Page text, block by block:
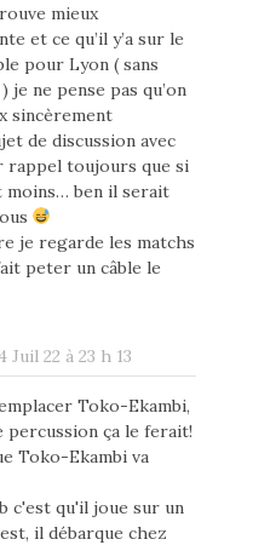
mieux
et ce qu’il y’a sur le
pour Lyon ( sans
je ne pense pas qu’on
sincèrement
de discussion avec
rappel toujours que si
ben il serait
je regarde les matchs
peter un câble le
Juil 22 à 23 h 13
Toko-Ekambi,
percussion ça le ferait!
Toko-Ekambi va
c'est qu'il joue sur un
il débarque chez